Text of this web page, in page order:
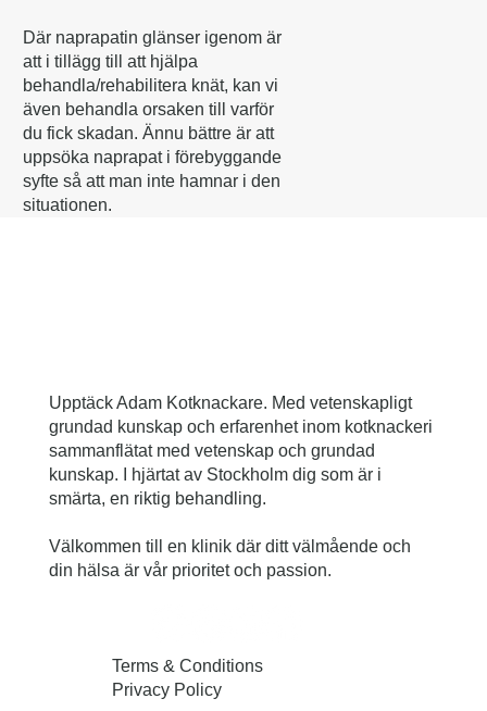
Där naprapatin glänser igenom är
att i tillägg till att hjälpa
behandla/rehabilitera knät, kan vi
även behandla orsaken till varför
du fick skadan. Ännu bättre är att
uppsöka naprapat i förebyggande
syfte så att man inte hamnar i den
situationen.
Upptäck Adam Kotknackare. Med vetenskapligt
grundad kunskap och erfarenhet inom kotknackeri
sammanflätat med vetenskap och grundad
kunskap. I hjärtat av Stockholm dig som är i
smärta, en riktig behandling.
Välkommen till en klinik där ditt välmående och
din hälsa är vår prioritet och passion.
Terms & Conditions
Privacy Policy